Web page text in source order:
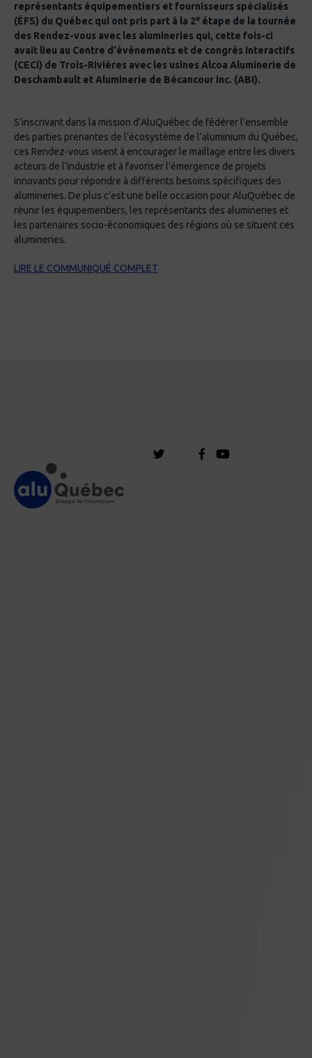
représentants équipementiers et fournisseurs spécialisés
(ÉFS) du Québec qui ont pris part à la 2e étape de la tournée
des Rendez-vous avec les alumineries qui, cette fois-ci
avait lieu au Centre d'événements et de congrès interactifs
(CECi) de Trois-Rivières avec les usines Alcoa Aluminerie de
Deschambault et Aluminerie de Bécancour inc. (ABI).
S’inscrivant dans la mission d’AluQuébec de fédérer l’ensemble
des parties prenantes de l’écosystème de l’aluminium du Québec,
ces Rendez-vous visent à encourager le maillage entre les divers
acteurs de l’industrie et à favoriser l’émergence de projets
innovants pour répondre à différents besoins spécifiques des
alumineries. De plus c’est une belle occasion pour AluQuébec de
réunir les équipementiers, les représentants des alumineries et
les partenaires socio-économiques des régions où se situent ces
alumineries.
LIRE LE COMMUNIQUÉ COMPLET